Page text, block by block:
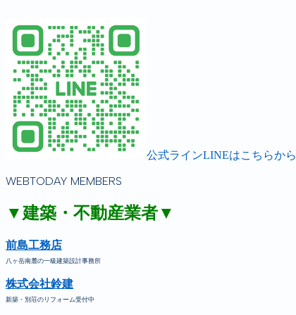
公式ラインLINEはこちらから
WEBTODAY MEMBERS
▼建築・不動産業者▼
前島工務店
八ヶ岳南麓の一級建築設計事務所
株式会社鈴建
新築・別荘のリフォーム受付中